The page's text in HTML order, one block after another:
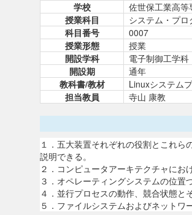
学校
佐世保工業高等
授業科目
システム・プロ
科目番号
0007
授業形態
授業
開設学科
電子制御工学科
開設期
通年
教科書/教材
Linuxシステム
担当教員
寺山 康教
１．五大装置それぞれの役割とこれ
説明できる。
２．コンピュータアーキテクチャに
３．オペレーティングシステムの位
４．並行プロセスの動作、競合状態
５．ファイルシステムおよびネット